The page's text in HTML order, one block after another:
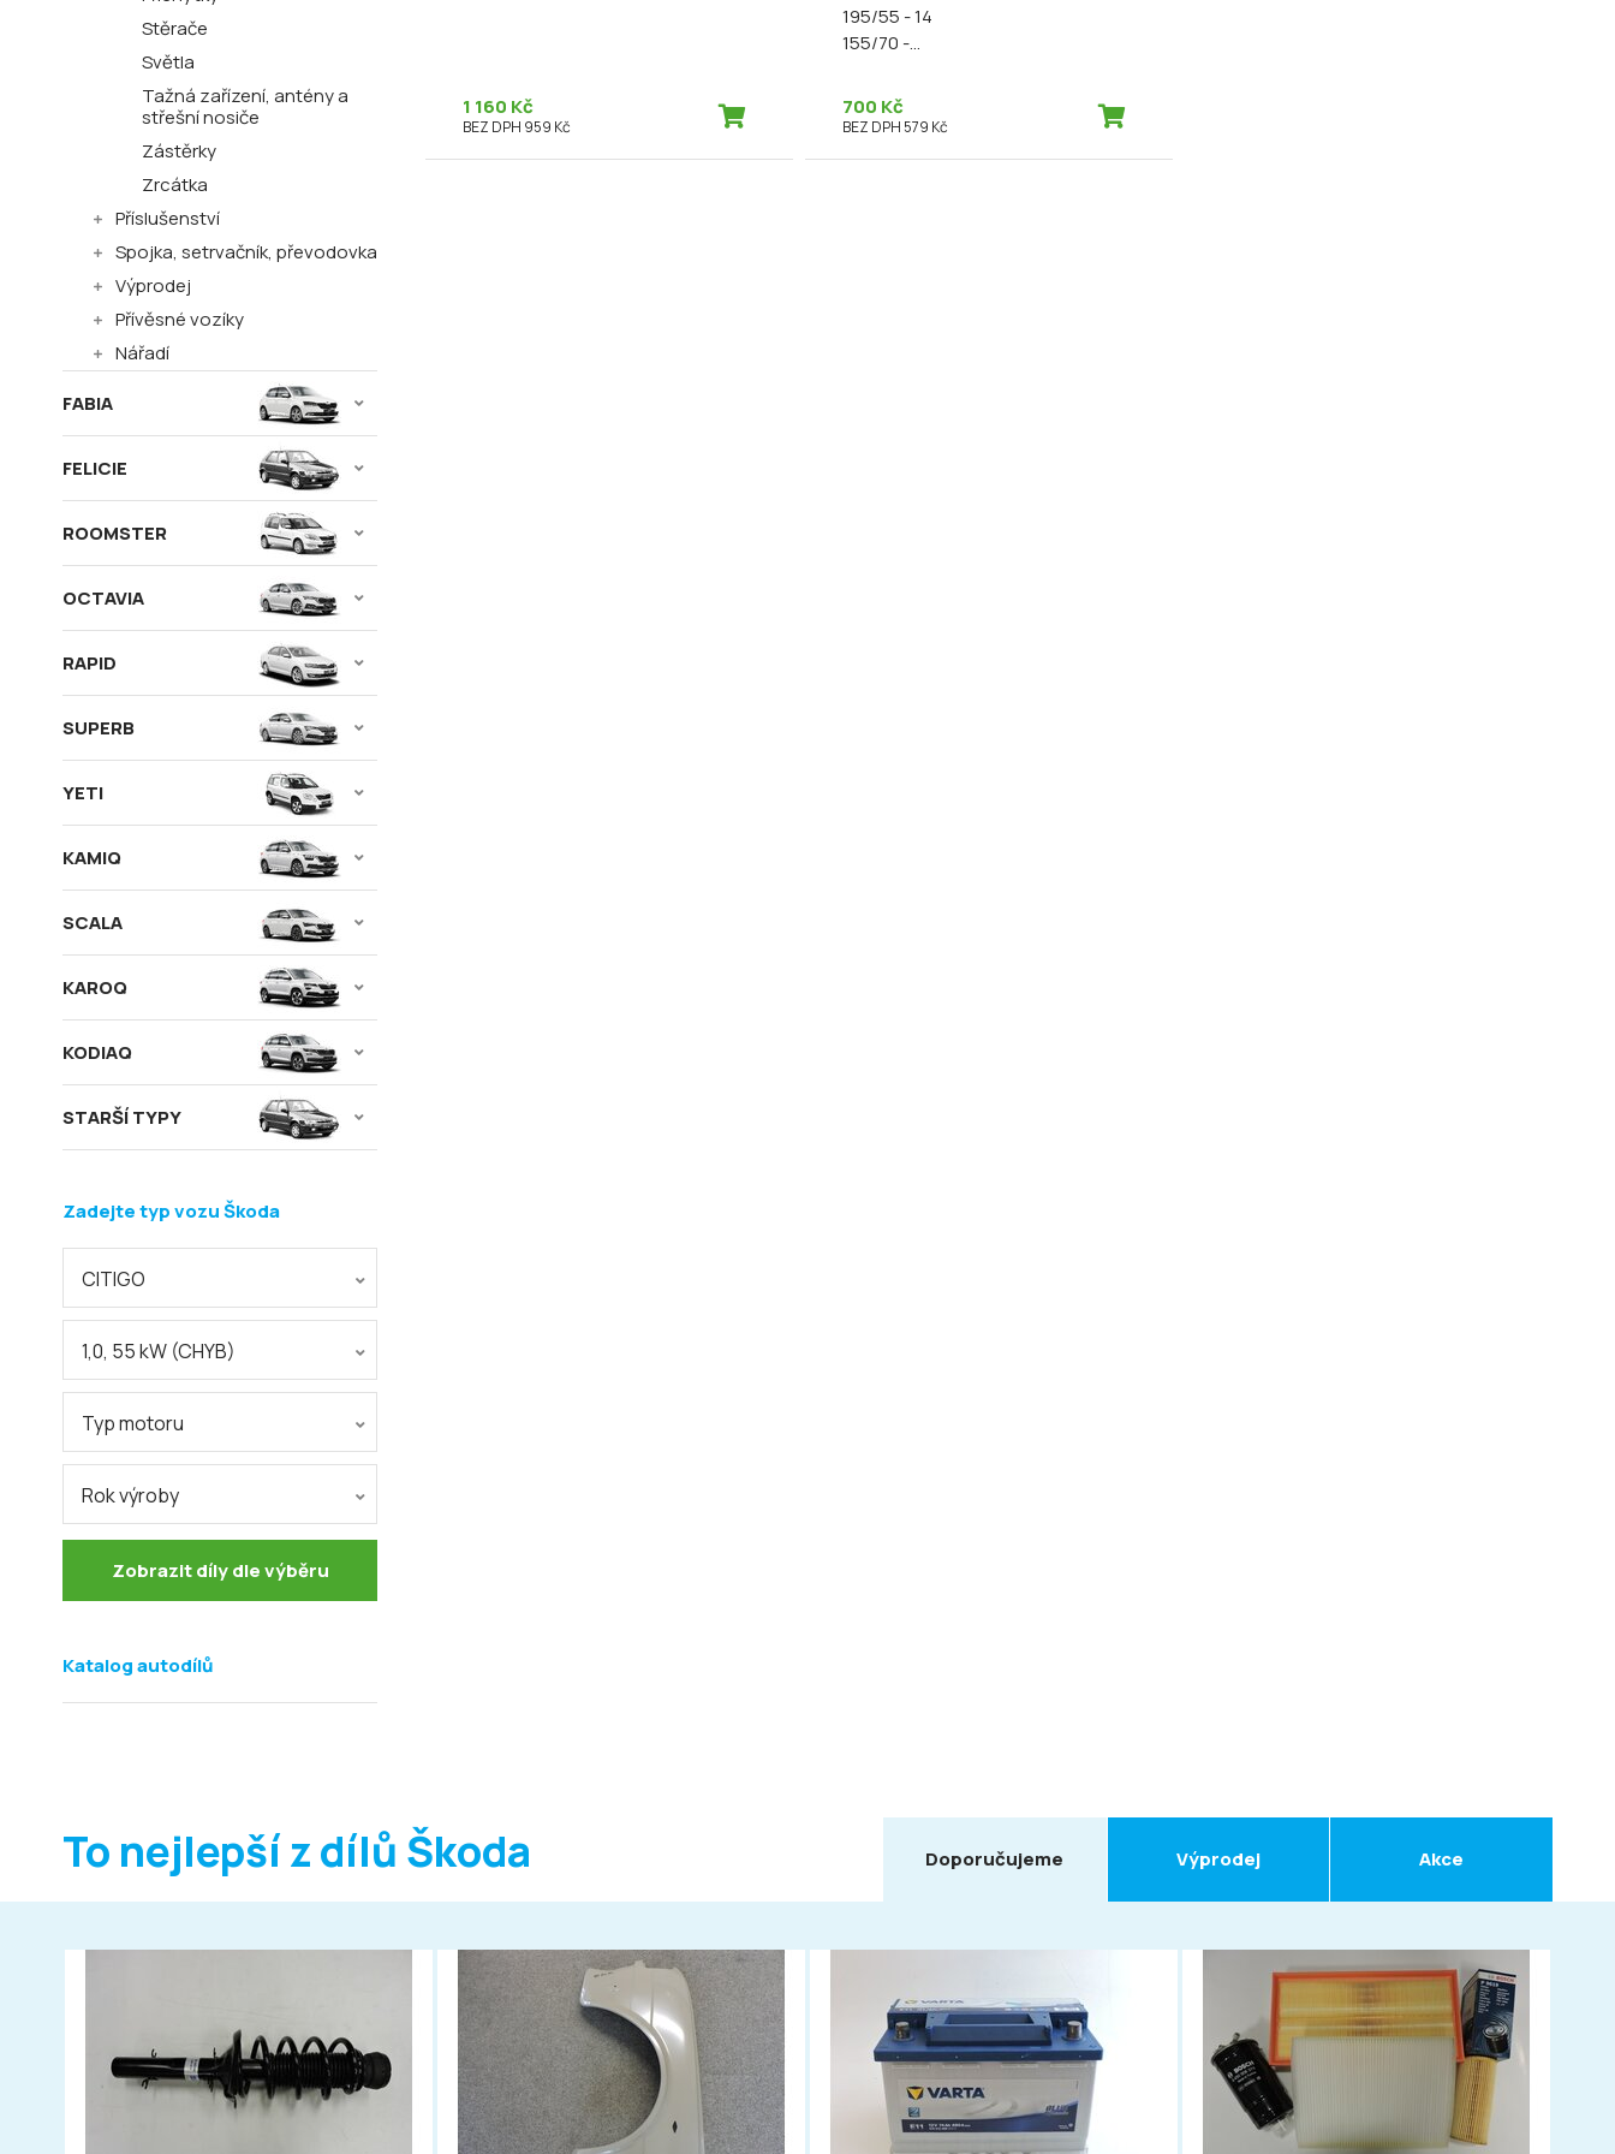
1 160 Kč
BEZ DPH 959 Kč
195/55 - 14
155/70 -...
700 Kč
BEZ DPH 579 Kč
Stěrače
Světla
Tažná zařízení, antény a
střešní nosiče
Zástěrky
Zrcátka
Příslušenství
Spojka, setrvačník, převodovka
Výprodej
Přívěsné vozíky
Nářadí
FABIA
FELICIE
ROOMSTER
OCTAVIA
RAPID
SUPERB
YETI
KAMIQ
SCALA
KAROQ
KODIAQ
STARŠÍ TYPY
Zadejte typ vozu Škoda
CITIGO
1,0, 55 kW (CHYB)
Typ motoru
Rok výroby
Zobrazit díly dle výběru
Katalog autodílů
To nejlepší z dílů Škoda Doporučujeme Výprodej Akce